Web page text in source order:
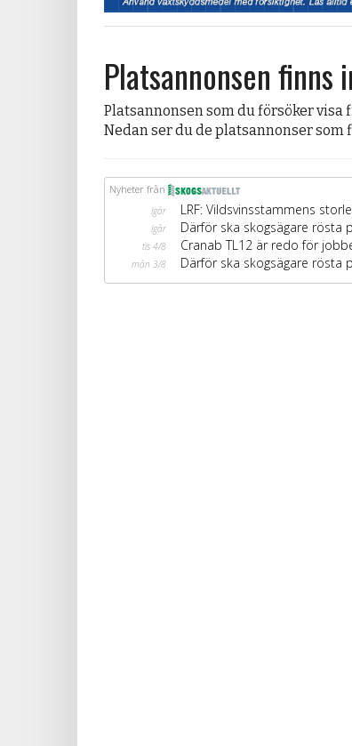
Platsannonsen finns
Platsannonsen som du försöker visa
Nedan ser du de platsannonser som